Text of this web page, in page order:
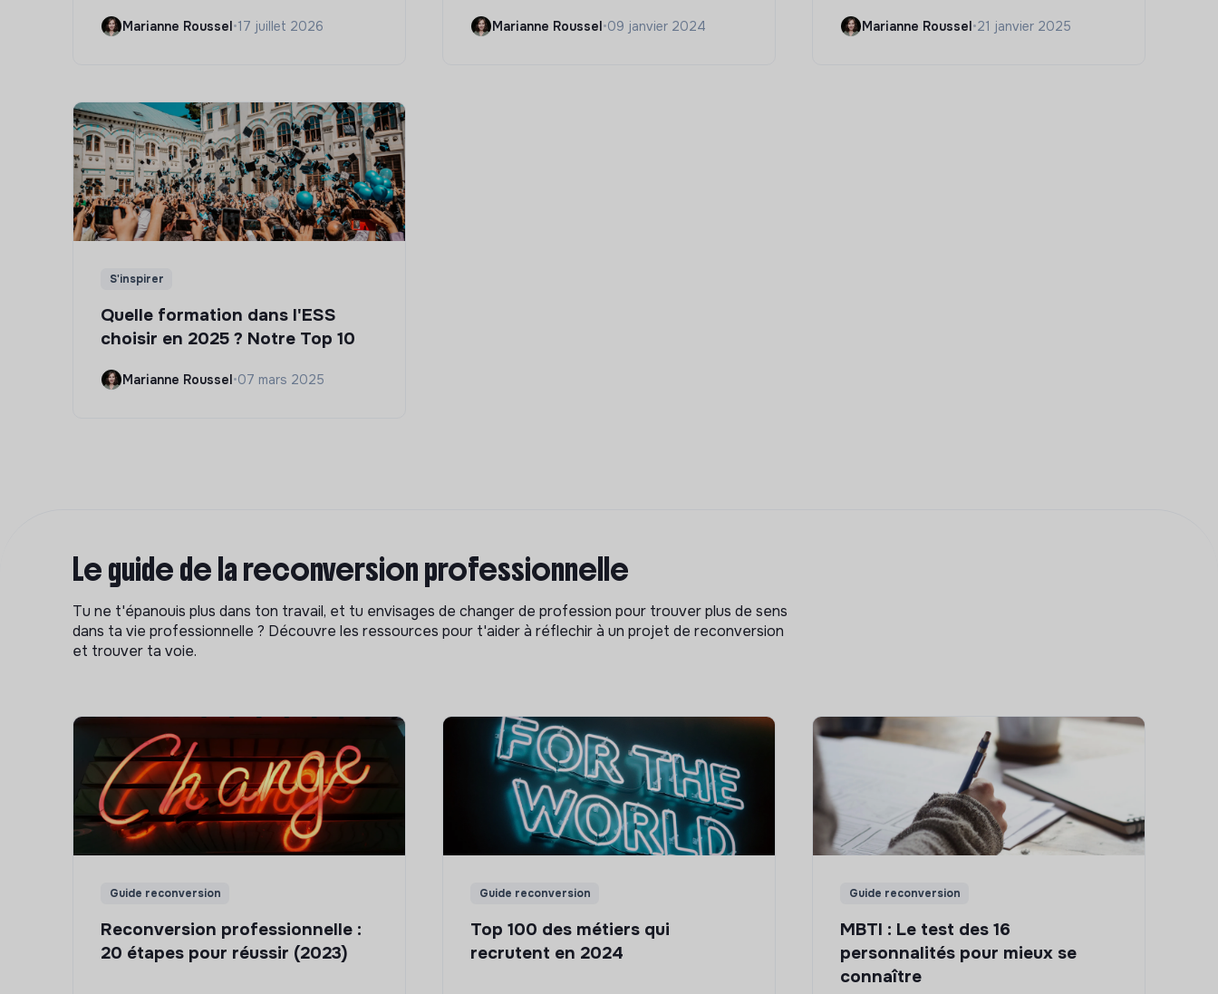
Marianne Roussel•17 juillet 2026 Marianne Roussel•09 janvier 2024 Marianne Roussel•21 janvier 2025
S'inspirer
Quelle formation dans l'ESS
choisir en 2025 ? Notre Top 10
Marianne Roussel•07 mars 2025
Le guide de la reconversion professionnelle
Tu ne t'épanouis plus dans ton travail, et tu envisages de changer de profession pour trouver plus de sens
dans ta vie professionnelle ? Découvre les ressources pour t'aider à réflechir à un projet de reconversion
et trouver ta voie.
Guide reconversion
Reconversion professionnelle :
20 étapes pour réussir (2023)
Guide reconversion
Top 100 des métiers qui
recrutent en 2024
Guide reconversion
MBTI : Le test des 16
personnalités pour mieux se
connaître